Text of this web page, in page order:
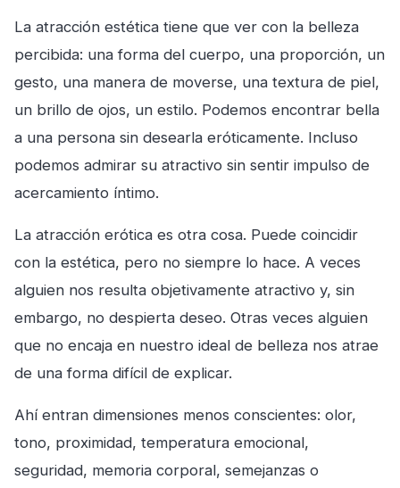
La atracción estética tiene que ver con la belleza
percibida: una forma del cuerpo, una proporción, un
gesto, una manera de moverse, una textura de piel,
un brillo de ojos, un estilo. Podemos encontrar bella
a una persona sin desearla eróticamente. Incluso
podemos admirar su atractivo sin sentir impulso de
acercamiento íntimo.
La atracción erótica es otra cosa. Puede coincidir
con la estética, pero no siempre lo hace. A veces
alguien nos resulta objetivamente atractivo y, sin
embargo, no despierta deseo. Otras veces alguien
que no encaja en nuestro ideal de belleza nos atrae
de una forma difícil de explicar.
Ahí entran dimensiones menos conscientes: olor,
tono, proximidad, temperatura emocional,
seguridad, memoria corporal, semejanzas o